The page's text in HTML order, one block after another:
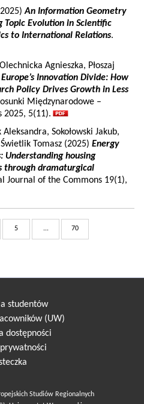
An Information Geometry
Topic Evolution in Scientific
to International Relations.
Agnieszka, Płoszaj
Innovation Divide: How
Policy Drives Growth in Less
Międzynarodowe –
2025, 5(11).
Sokołowski Jakub,
Tomasz (2025) Energy
Understanding housing
through dramaturgical
Journal of the Commons 19(1),
5 ... 70
studentów
(UW)
dostępności
Studiów Regionalnych